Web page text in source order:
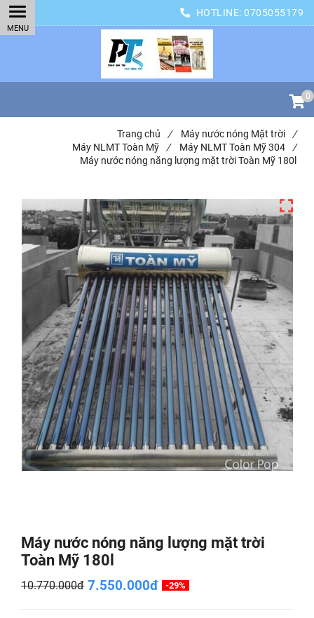
HOTLINE: 0705055179
0
Trang chủ / Máy nước nóng Mặt trời
/
Máy NLMT Toàn Mỹ
/ Máy NLMT Toàn Mỹ 304
/
Máy nước nóng năng lượng mặt trời Toàn Mỹ 180l
Máy nước nóng năng lượng mặt trời
Toàn Mỹ 180l
10.770.000đ 7.550.000đ -29%